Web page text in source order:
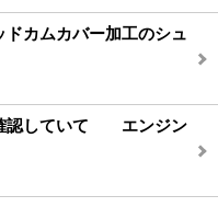
ドカムカバー加工のシュ
認していて エンジン